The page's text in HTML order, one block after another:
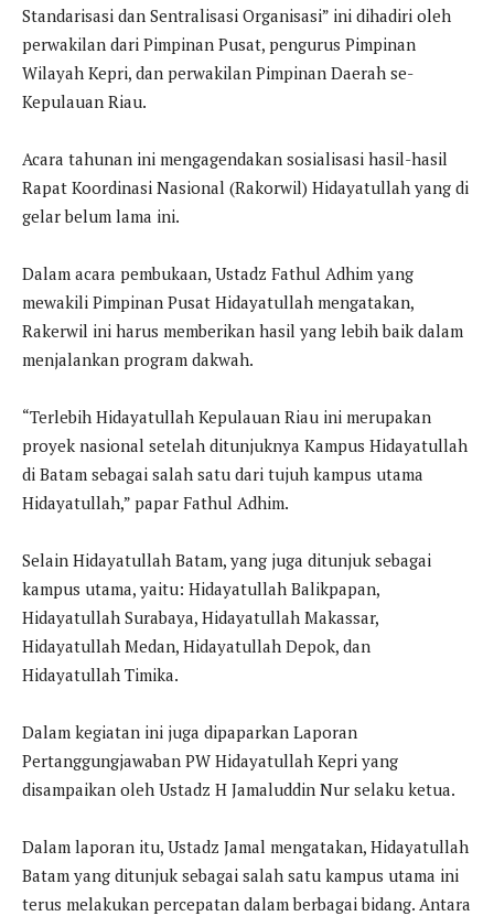
Standarisasi dan Sentralisasi Organisasi” ini dihadiri oleh
perwakilan dari Pimpinan Pusat, pengurus Pimpinan
Wilayah Kepri, dan perwakilan Pimpinan Daerah se-
Kepulauan Riau.
Acara tahunan ini mengagendakan sosialisasi hasil-hasil
Rapat Koordinasi Nasional (Rakorwil) Hidayatullah yang di
gelar belum lama ini.
Dalam acara pembukaan, Ustadz Fathul Adhim yang
mewakili Pimpinan Pusat Hidayatullah mengatakan,
Rakerwil ini harus memberikan hasil yang lebih baik dalam
menjalankan program dakwah.
“Terlebih Hidayatullah Kepulauan Riau ini merupakan
proyek nasional setelah ditunjuknya Kampus Hidayatullah
di Batam sebagai salah satu dari tujuh kampus utama
Hidayatullah,” papar Fathul Adhim.
Selain Hidayatullah Batam, yang juga ditunjuk sebagai
kampus utama, yaitu: Hidayatullah Balikpapan,
Hidayatullah Surabaya, Hidayatullah Makassar,
Hidayatullah Medan, Hidayatullah Depok, dan
Hidayatullah Timika.
Dalam kegiatan ini juga dipaparkan Laporan
Pertanggungjawaban PW Hidayatullah Kepri yang
disampaikan oleh Ustadz H Jamaluddin Nur selaku ketua.
Dalam laporan itu, Ustadz Jamal mengatakan, Hidayatullah
Batam yang ditunjuk sebagai salah satu kampus utama ini
terus melakukan percepatan dalam berbagai bidang. Antara